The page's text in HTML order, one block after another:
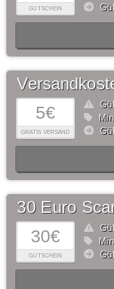
GUTSCHEIN
5€
GRATIS VERSAND
30€
GUTSCHEIN
30 Euro